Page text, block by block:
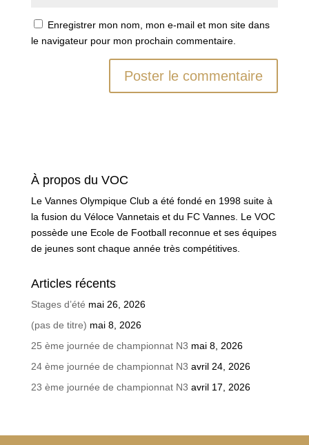
Enregistrer mon nom, mon e-mail et mon site dans
le navigateur pour mon prochain commentaire.
À propos du VOC
Le Vannes Olympique Club a été fondé en 1998 suite à
la fusion du Véloce Vannetais et du FC Vannes. Le VOC
possède une Ecole de Football reconnue et ses équipes
de jeunes sont chaque année très compétitives.
Articles récents
Stages d’été mai 26, 2026
(pas de titre) mai 8, 2026
25 ème journée de championnat N3 mai 8, 2026
24 ème journée de championnat N3 avril 24, 2026
23 ème journée de championnat N3 avril 17, 2026